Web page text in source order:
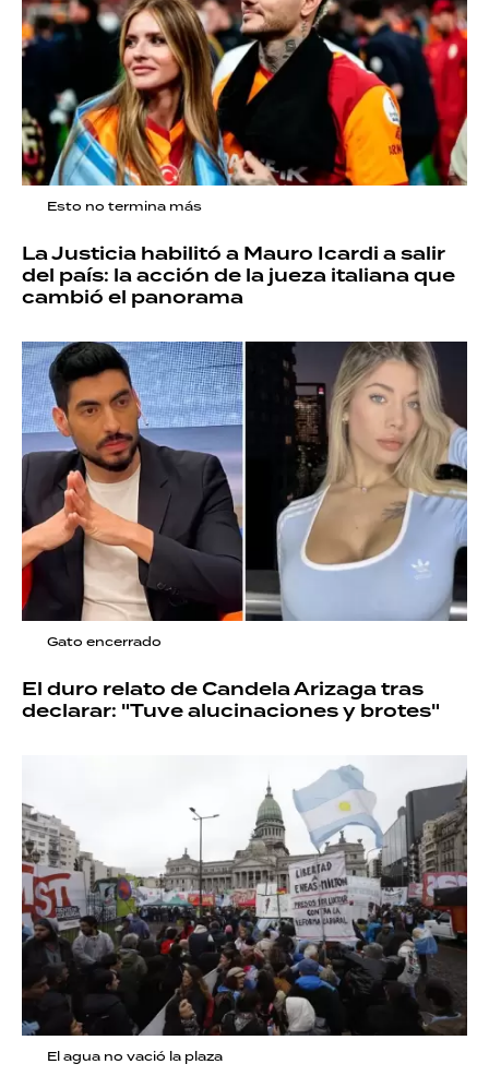
Esto no termina más
La Justicia habilitó a Mauro Icardi a salir
del país: la acción de la jueza italiana que
cambió el panorama
Gato encerrado
El duro relato de Candela Arizaga tras
declarar: "Tuve alucinaciones y brotes"
El agua no vació la plaza